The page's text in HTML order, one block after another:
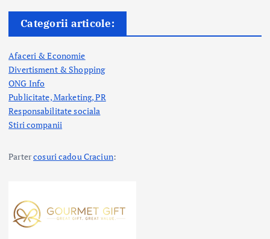
Categorii articole:
Afaceri & Economie
Divertisment & Shopping
ONG Info
Publicitate, Marketing, PR
Responsabilitate sociala
Stiri companii
Partercosuri cadou Craciun: